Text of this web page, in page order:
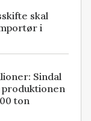
skal
i
Sindal
produktionen
ton